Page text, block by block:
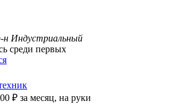
н Индустриальный
среди первых
₽ за месяц, на руки